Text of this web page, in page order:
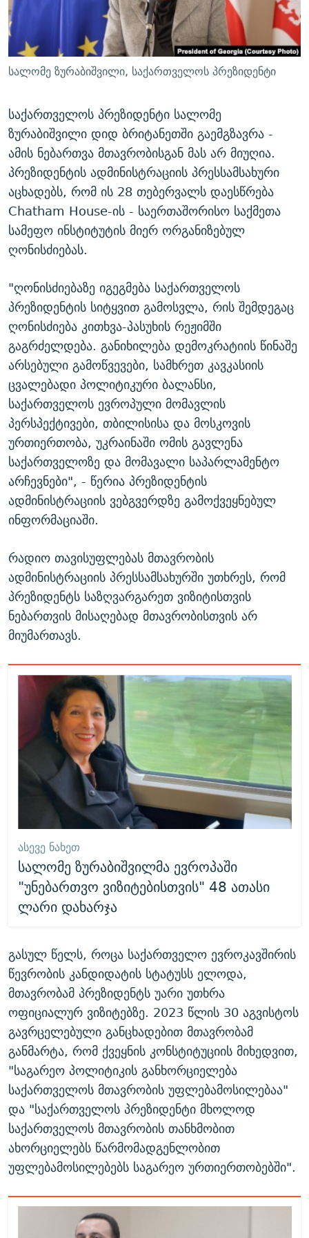
ᲛᲝᲚᲐᲞᲐᲠᲐᲙᲔ ᲢᲔᲥᲡᲢᲔᲑᲘ
ᲨᲘᲜ - ᲣᲪᲮᲝᲔᲗᲨᲘ
ᲚᲘᲢᲔᲠᲐᲢᲣᲠᲣᲚᲘ ᲬᲐᲮᲜᲐᲒᲔᲑᲘ
ᲘᲛᲞᲔᲠᲘᲐ ᲓᲐ ᲠᲐᲓᲘᲝ
ᲩᲔᲛᲘ ᲡᲘᲙᲕᲓᲘᲚᲘᲡ ᲛᲘᲖᲔᲖᲘᲐ COVID-19
11 ᲬᲔᲚᲘ - 11 ᲐᲛᲑᲐᲕᲘ
ᲡᲐᲞᲐᲠᲚᲐᲛᲔᲜᲢᲝ ᲐᲠᲩᲔᲕᲜᲔᲑᲘᲡ ᲘᲡᲢᲝᲠᲘᲐ
5 ᲐᲛᲑᲐᲕᲘ - 20 ᲘᲕᲜᲘᲡᲡ ᲓᲐᲨᲐᲕᲔᲑᲣᲚᲔᲑᲘ
ᲐᲒᲕᲘᲡᲢᲝᲡ ᲝᲛᲘ
ПРИВЕТ ᲙᲣᲚᲢᲣᲠᲐ
ᲒᲐᲛᲝᲘᲬᲔᲠᲔ
რთე/რთ-ის ყველა საიტი
სალომე ზურაბიშვილი, საქართველოს პრეზიდენტი
საქართველოს პრეზიდენტი სალომე
ზურაბიშვილი დიდ ბრიტანეთში გაემგზავრა -
ამის ნებართვა მთავრობისგან მას არ მიუღია.
პრეზიდენტის ადმინისტრაციის პრესსამსახური
აცხადებს, რომ ის 28 თებერვალს დაესწრება
Chatham House-ის - საერთაშორისო საქმეთა
სამეფო ინსტიტუტის მიერ ორგანიზებულ
ღონისძიებას.
"ღონისძიებაზე იგეგმება საქართველოს
პრეზიდენტის სიტყვით გამოსვლა, რის შემდეგაც
ღონისძიება კითხვა-პასუხის რეჟიმში
გაგრძელდება. განიხილება დემოკრატიის წინაშე
არსებული გამოწვევები, სამხრეთ კავკასიის
ცვალებადი პოლიტიკური ბალანსი,
საქართველოს ევროპული მომავლის
პერსპექტივები, თბილისისა და მოსკოვის
ურთიერთობა, უკრაინაში ომის გავლენა
საქართველოზე და მომავალი საპარლამენტო
არჩევნები", - წერია პრეზიდენტის
ადმინისტრაციის ვებგვერდზე გამოქვეყნებულ
ინფორმაციაში.
რადიო თავისუფლებას მთავრობის
ადმინისტრაციის პრესსამსახურში უთხრეს, რომ
პრეზიდენტს საზღვარგარეთ ვიზიტისთვის
ნებართვის მისაღებად მთავრობისთვის არ
მიუმართავს.
ᲐᲡᲔᲕᲔ ᲜᲐᲮᲔᲗ
სალომე ზურაბიშვილმა ევროპაში
"უნებართვო ვიზიტებისთვის" 48 ათასი
ლარი დახარჯა
გასულ წელს, როცა საქართველო ევროკავშირის
წევრობის კანდიდატის სტატუსს ელოდა,
მთავრობამ პრეზიდენტს უარი უთხრა
ოფიციალურ ვიზიტებზე. 2023 წლის 30 აგვისტოს
გავრცელებული განცხადებით მთავრობამ
განმარტა, რომ ქვეყნის კონსტიტუციის მიხედვით,
"საგარეო პოლიტიკის განხორციელება
საქართველოს მთავრობის უფლებამოსილებაა"
და "საქართველოს პრეზიდენტი მხოლოდ
საქართველოს მთავრობის თანხმობით
ახორციელებს წარმომადგენლობით
უფლებამოსილებებს საგარეო ურთიერთობებში".